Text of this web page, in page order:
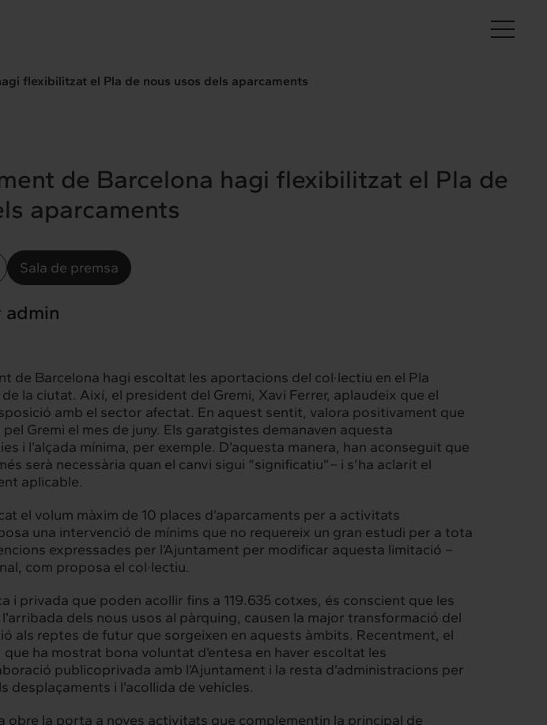
Interacció Intermèdia
flexibilitzat el Pla de nous usos dels aparcaments
de Barcelona hagi flexibilitzat el Pla de
aparcaments
Sala de premsa
admin
de Barcelona hagi escoltat les aportacions del col·lectiu en el Pla
la ciutat. Així, el president del Gremi, Xavi Ferrer, aplaudeix que el
amb el sector afectat. En aquest sentit, valora positivament que
Gremi el mes de juny. Els garatgistes demanaven aquesta
i l’alçada mínima, per exemple. D’aquesta manera, han aconseguit que
serà necessària quan el canvi sigui “significatiu”– i s’ha aclarit el
aplicable.
el volum màxim de 10 places d’aparcaments per a activitats
una intervenció de mínims que no requereix un gran estudi per a tota
expressades per l’Ajuntament per modificar aquesta limitació –
com proposa el col·lectiu.
privada que poden acollir fins a 119.635 cotxes, és conscient que les
dels nous usos al pàrquing, causen la major transformació del
als reptes de futur que sorgeixen en aquests àmbits. Recentment, el
ha mostrat bona voluntat d’entesa en haver escoltat les
publicoprivada amb l’Ajuntament i la resta d’administracions per
desplaçaments i l’acollida de vehicles.
obre la porta a noves activitats que complementin la principal de